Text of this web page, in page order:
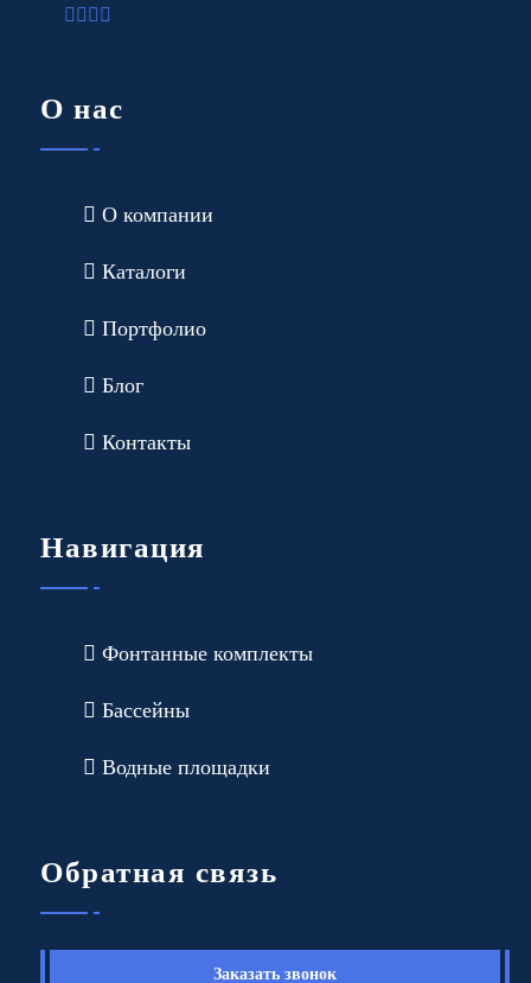
О нас
О компании
Каталоги
Портфолио
Блог
Контакты
Навигация
Фонтанные комплекты
Бассейны
Водные площадки
Обратная связь
Заказать звонок